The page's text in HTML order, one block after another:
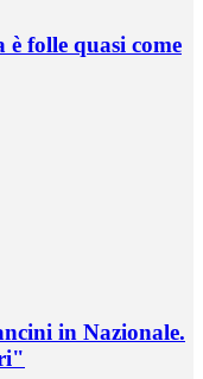
è folle quasi come
in Nazionale.